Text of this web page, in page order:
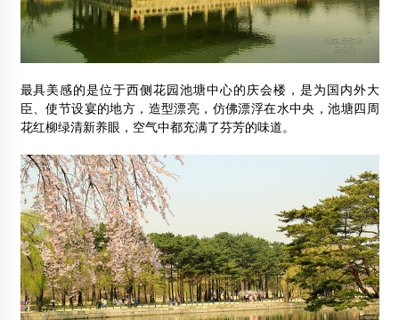
最具美感的是位于西侧花园池塘中心的庆会楼，是为国内外大
臣、使节设宴的地方，造型漂亮，仿佛漂浮在水中央，池塘四周
花红柳绿清新养眼，空气中都充满了芬芳的味道。